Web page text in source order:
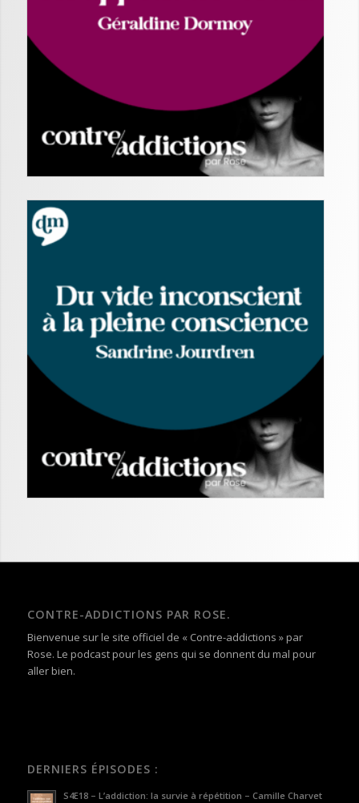
CONTRE-ADDICTIONS PAR ROSE.
Bienvenue sur le site officiel de « Contre-addictions » par
Rose. Le podcast pour les gens qui se donnent du mal pour
aller bien.
DERNIERS ÉPISODES :
S4E18 – L’addiction: la survie à répétition – Camille Charvet